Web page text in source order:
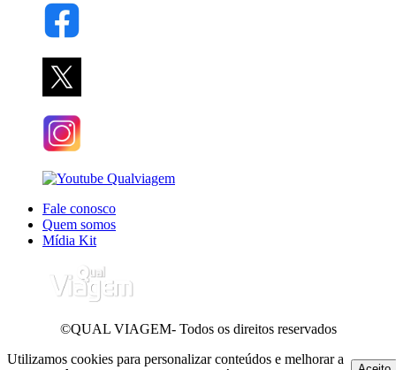
Fale conosco
Quem somos
Mídia Kit
©QUAL VIAGEM- Todos os direitos reservados
Utilizamos cookies para personalizar conteúdos e melhorar a